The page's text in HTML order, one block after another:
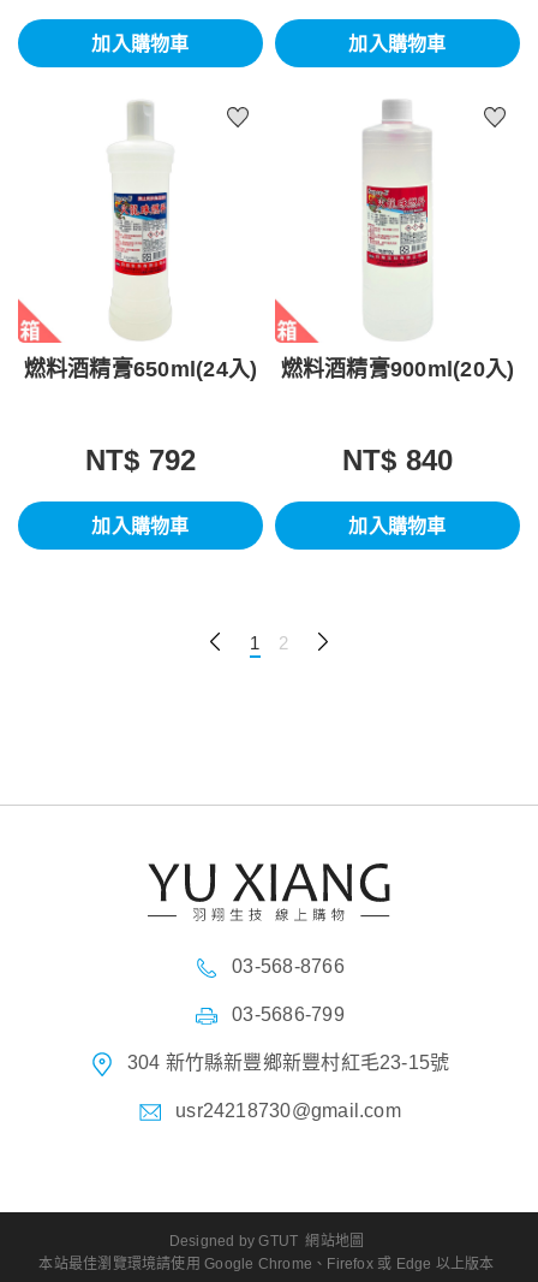
加入購物車 加入購物車
燃料酒精膏650ml(24入)
NT$ 792
加入購物車
燃料酒精膏900ml(20入)
NT$ 840
加入購物車
1 2
03-568-8766
03-5686-799
304 新竹縣新豐鄉新豐村紅毛23-15號
usr24218730@gmail.com
Designed byGTUT 網站地圖
本站最佳瀏覽環境請使用 Google Chrome、Firefox 或 Edge 以上版本